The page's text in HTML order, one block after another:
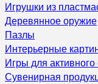
Игрушки из
Деревянное оружие
Пазлы
Интерьерные
Игры для
Сувенирная